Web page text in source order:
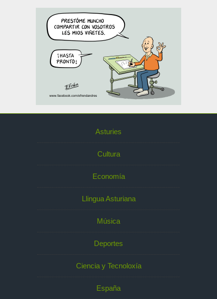
Asturies
Cultura
Economía
Llingua Asturiana
Música
Deportes
Ciencia y Tecnoloxía
España